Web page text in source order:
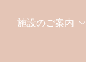
施設のご案内